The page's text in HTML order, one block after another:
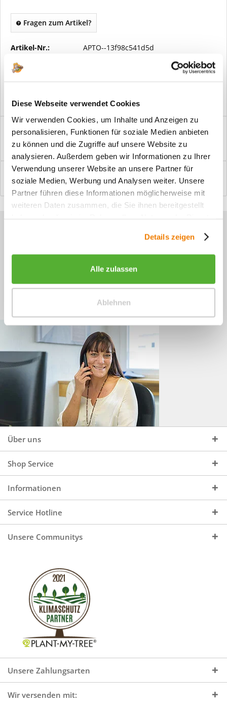
Diese Webseite verwendet Cookies
Wir verwenden Cookies, um Inhalte und Anzeigen zu
personalisieren, Funktionen für soziale Medien anbieten
zu können und die Zugriffe auf unsere Website zu
analysieren. Außerdem geben wir Informationen zu Ihrer
Verwendung unserer Website an unsere Partner für
soziale Medien, Werbung und Analysen weiter. Unsere
Partner führen diese Informationen möglicherweise mit
weiteren Daten zusammen, die Sie ihnen bereitgestellt
Details zeigen
Alle zulassen
Ablehnen
Fragen zum Artikel?
Artikel-Nr.: APTO--13f98c541d5d
Vorteile
Windfangelemente online am Bildschirm konfigurieren und
einbaufertig bestellen. In wenigen...
Bewertungen
0
Bewertungen lesen, schreiben und diskutieren...mehr
Sie haben Fragen zu unseren
+49 (0)4244 965 34 04
Mo - Do, 09:00 - 16:00 Uhr
und Fr, 09:00 - 13:00 Uhr
Über uns
Shop Service
Informationen
Service Hotline
Unsere Communitys
Unsere Zahlungsarten
Wir versenden mit: